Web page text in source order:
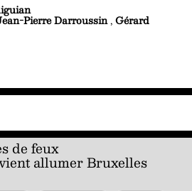
Pierre Darroussin,Gérard
de feux
allumer Bruxelles